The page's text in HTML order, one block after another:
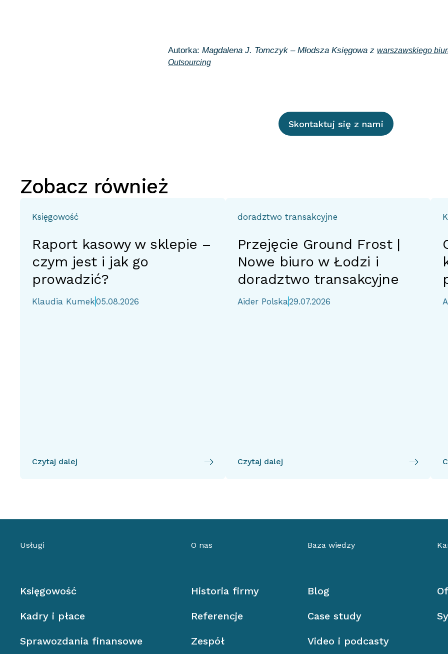
Autorka: Magdalena J. Tomczyk – Młodsza Księgowa z warszawskiego
Outsourcing
Skontaktuj się z nami
Zobacz również
Księgowość
Raport kasowy w sklepie –
czym jest i jak go
prowadzić?
Klaudia Kumek05.08.2026
Czytaj dalej
doradztwo transakcyjne
Przejęcie Ground Frost |
Nowe biuro w Łodzi i
doradztwo transakcyjne
Aider Polska29.07.2026
Czytaj dalej
Usługi
Księgowość
Kadry i płace
Sprawozdania finansowe
O nas
Historia firmy
Referencje
Zespół
Baza wiedzy
Blog
Case study
Video i podcasty